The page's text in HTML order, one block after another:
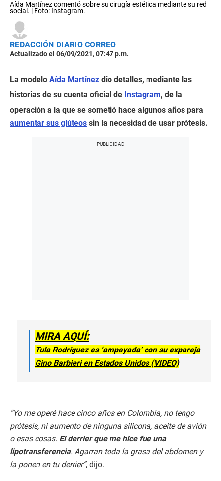
Aída Martínez comentó sobre su cirugía estética mediante su red
social. | Foto: Instagram.
REDACCIÓN DIARIO CORREO
Actualizado el 06/09/2021, 07:47 p.m.
La modelo Aída Martínez dio detalles, mediante las
historias de su cuenta oficial de Instagram, de la
operación a la que se sometió hace algunos años para
aumentar sus glúteos sin la necesidad de usar prótesis.
MIRA AQUÍ:
Tula Rodríguez es ‘ampayada’ con su expareja
Gino Barbieri en Estados Unidos (VIDEO)
“Yo me operé hace cinco años en Colombia, no tengo
prótesis, ni aumento de ninguna silicona, aceite de avión
o esas cosas. El derrier que me hice fue una
lipotransferencia. Agarran toda la grasa del abdomen y
la ponen en tu derrier”, dijo.